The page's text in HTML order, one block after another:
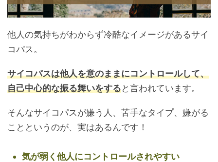
他人の気持ちがわからず冷酷なイメージがあるサイ
コパス。
サイコパスは他人を意のままにコントロールして、
自己中心的な振る舞いをすると言われています。
そんなサイコパスが嫌う人、苦手なタイプ、嫌がる
ことというのが、実はあるんです！
気が弱く他人にコントロールされやすい